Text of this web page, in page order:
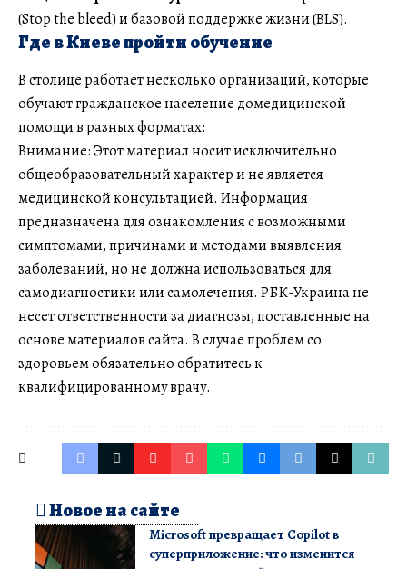
(Stop the bleed) и базовой поддержке жизни (BLS).
Где в Киеве пройти обучение
В столице работает несколько организаций, которые
обучают гражданское население домедицинской
помощи в разных форматах:
Внимание: Этот материал носит исключительно
общеобразовательный характер и не является
медицинской консультацией. Информация
предназначена для ознакомления с возможными
симптомами, причинами и методами выявления
заболеваний, но не должна использоваться для
самодиагностики или самолечения. РБК-Украина не
несет ответственности за диагнозы, поставленные на
основе материалов сайта. В случае проблем со
здоровьем обязательно обратитесь к
квалифицированному врачу.
Новое на сайте
Microsoft превращает Copilot в
суперприложение: что изменится